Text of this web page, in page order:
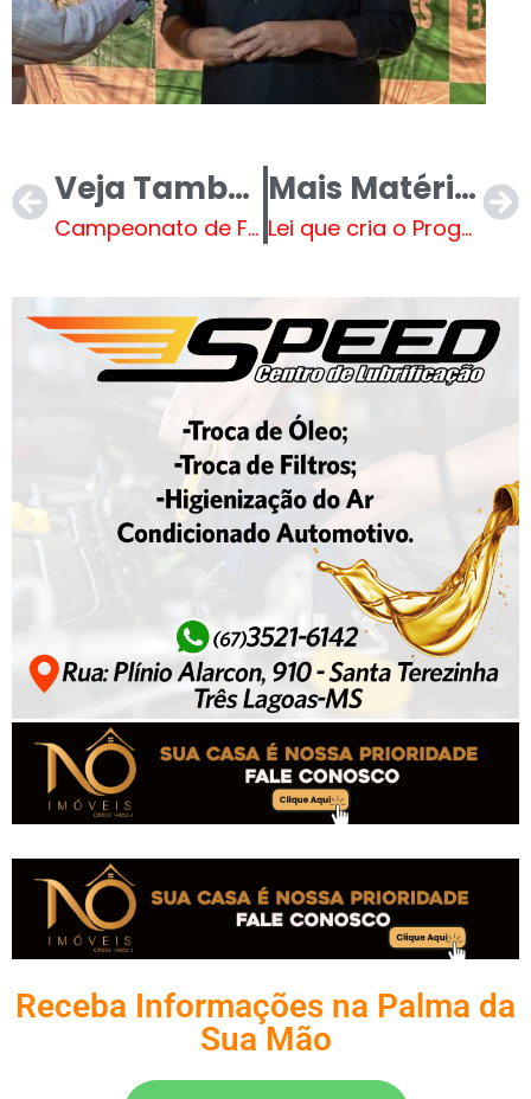
Veja Também
Campeonato de Futebol de Base agita Três Lagoas neste sábado
Mais Matérias
Lei que cria o Programa de Incentivo à Inovação (Pró-Inova) é sancionada pelo Prefeito de TL
Receba Informações na Palma da
Sua Mão